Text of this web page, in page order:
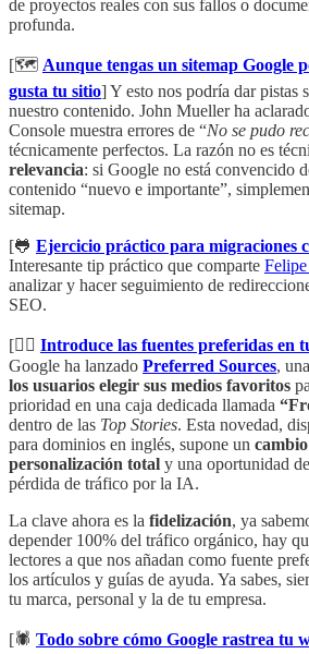
de proyectos reales con sus fallos o
profunda.
[🗺️ Aunque tengas un sitemap Google
gusta tu sitio] Y esto nos podría dar pistas
nuestro contenido. John Mueller ha
Console muestra errores de “No se pudo
técnicamente perfectos. La razón no es
relevancia: si Google no está convencido
contenido “nuevo e importante”,
sitemap.
[🐸 Ejercicio práctico para migraciones
Interesante tip práctico que comparte
analizar y hacer seguimiento de
SEO.
[✍🏻 Introduce las fuentes preferidas en
Google ha lanzado Preferred Sources,
los usuarios elegir sus medios favoritos
prioridad en una caja dedicada llamada
dentro de las Top Stories. Esta novedad,
para dominios en inglés, supone un
personalización total y una oportunidad
pérdida de tráfico por la IA.
La clave ahora es la fidelización, ya
depender 100% del tráfico orgánico, hay
lectores a que nos añadan como fuente
los artículos y guías de ayuda. Ya sabes,
tu marca, personal y la de tu empresa.
[🕷️ Todo sobre cómo Google rastrea tu